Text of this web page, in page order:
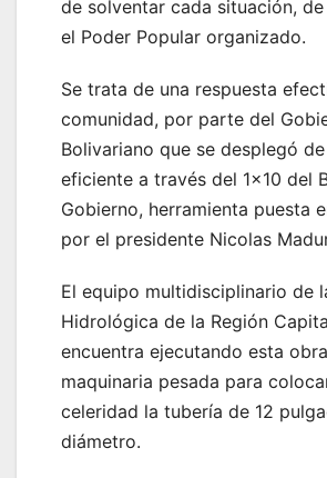
de solventar cada situación,
el Poder Popular organizado.
Se trata de una respuesta
comunidad, por parte del
Bolivariano que se desplegó
eficiente a través del 1×10 del
Gobierno, herramienta puesta
por el presidente Nicolas
El equipo multidisciplinario de
Hidrológica de la Región
encuentra ejecutando esta
maquinaria pesada para
celeridad la tubería de 12
diámetro.